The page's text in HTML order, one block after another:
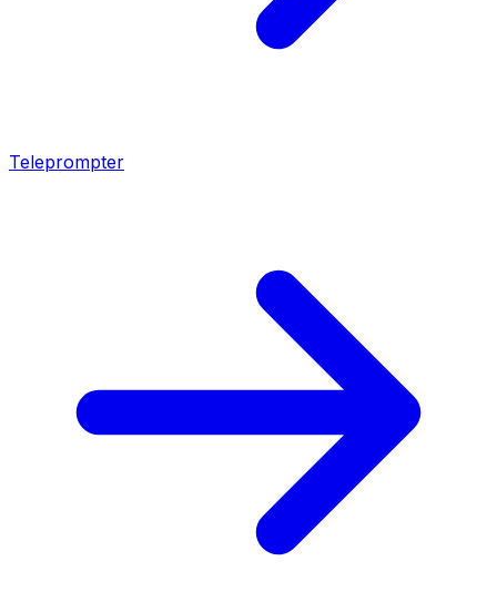
Teleprompter